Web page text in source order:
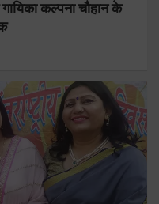
कल्पना चौहान के